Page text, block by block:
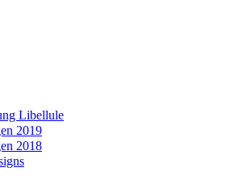
Libellule
2019
2018